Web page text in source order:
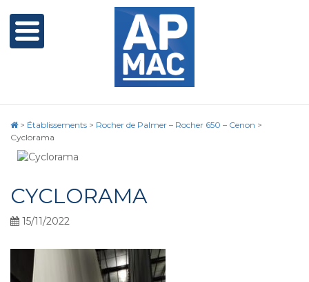
> Établissements > Rocher de Palmer – Rocher 650 – Cenon >
Cyclorama
CYCLORAMA
15/11/2022